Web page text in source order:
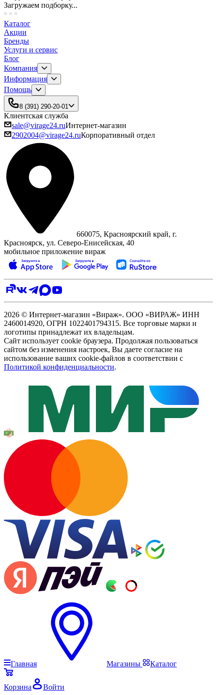
Загружаем подборку...
Каталог
Акции
Бренды
Услуги и сервис
Блог
Компания
Информация
Помощь
8 (391) 290-20-01
Клиентская служба
sale@virage24.ruИнтернет-магазин
2902004@virage24.ruКорпоративный отдел
660075, Красноярский край, г.
Красноярск, ул. Северо‑Енисейская, 40
мобильное приложение вираж
2026 © Интернет-магазин «Вираж». ООО «ВИРАЖ» ИНН
2460014920, ОГРН 1022401794315. Все торговые марки и
логотипы принадлежат их владельцам.
Сайт использует cookie браузера. Продолжая пользоваться
сайтом без изменения настроек, Вы даете согласие на
использование ваших cookie-файлов в соответствии с
Политикой конфиденциальности.
Главная Магазины Каталог
Корзина Войти